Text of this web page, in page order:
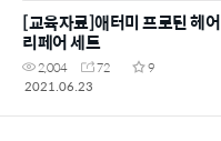
[교육자료]애터미 프로틴 헤어
리페어 세트
2,004 72
9
2021.06.23